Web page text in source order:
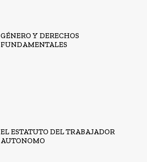
GÉNERO Y DERECHOS
FUNDAMENTALES
EL ESTATUTO DEL TRABAJADOR
AUTONOMO